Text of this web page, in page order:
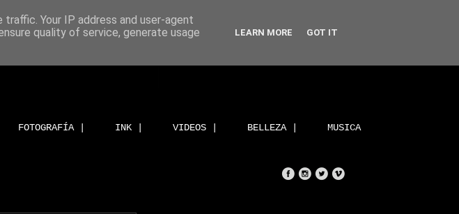
FOTOGRAFÍA | INK | VIDEOS | BELLEZA | MUSICA
Your IP address and user-agent
quality of service, generate usage
LEARN MORE GOT IT